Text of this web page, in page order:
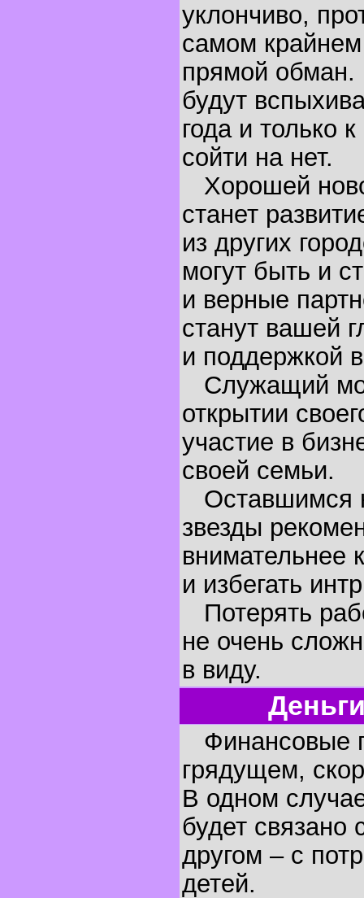
уклончиво,
самом
прямой
будут
года и только
сойти на нет.
Хорошей
станет
из других
могут быть и
и верные
станут вашей
и поддержкой
Служащий
открытии
участие в
своей семьи.
Оставшимся
звезды
внимательнее
и избегать
Потерять
не очень
в виду.
Финансовые
грядущем,
В одном
будет связано
другом – с
детей.